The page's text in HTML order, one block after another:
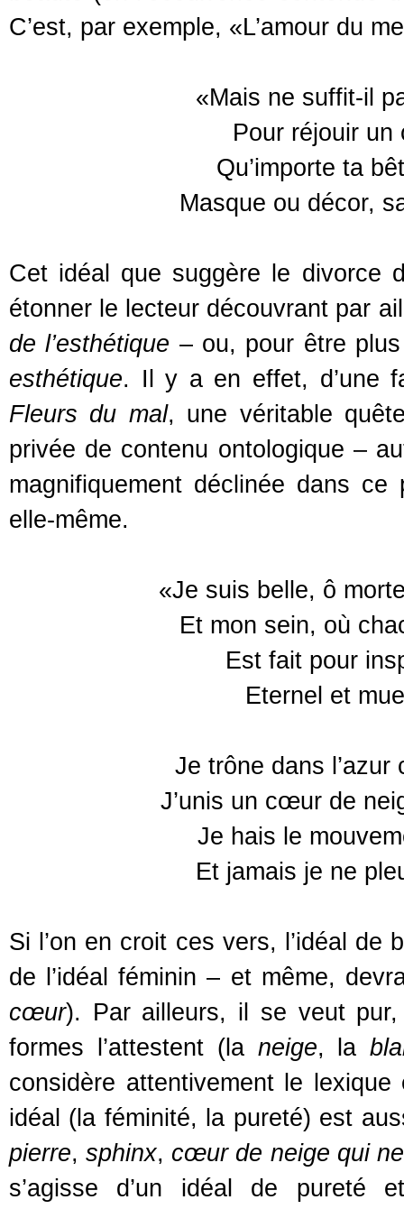
C’est, par exemple, «L’amour du
«Mais ne suffit-il
Pour réjouir
Qu’importe ta
Masque ou décor,
Cet idéal que suggère le divorce
étonner le lecteur découvrant par
de l’esthétique – ou, pour être
esthétique. Il y a en effet, d’une
Fleurs du mal, une véritable
privée de contenu ontologique –
magnifiquement déclinée dans
elle-même.
«Je suis belle, ô
Et mon sein, où
Est fait pour
Eternel et
Je trône dans
J’unis un cœur de
Je hais le
Et jamais je ne
Si l’on en croit ces vers, l’idéal de
de l’idéal féminin – et même,
cœur). Par ailleurs, il se veut
formes l’attestent (la neige, la
considère attentivement le
idéal (la féminité, la pureté) est
pierre,sphinx, cœur de neige qui
s’agisse d’un idéal de pureté